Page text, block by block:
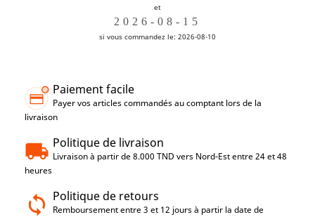
et
si vous commandez le: 2026-08-10
Paiement facile
Payer vos articles commandés au comptant lors de la
livraison
Politique de livraison
Livraison à partir de 8.000 TND vers Nord-Est entre 24 et 48
heures
Politique de retours
Remboursement entre 3 et 12 jours à partir la date de